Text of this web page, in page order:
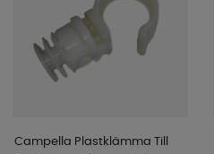
Campella Plastklämma Till